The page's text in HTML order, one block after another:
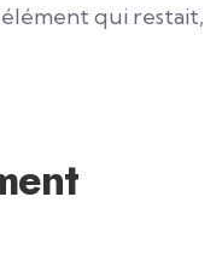
qui restait,